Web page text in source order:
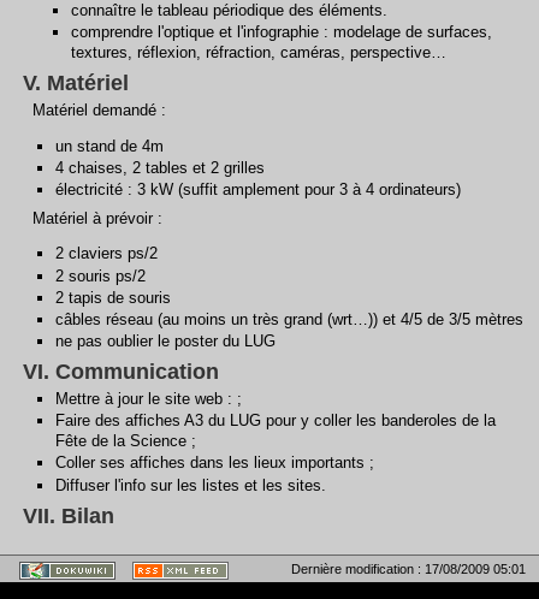
connaître le tableau périodique des éléments.
comprendre l'optique et l'infographie : modelage de surfaces,
textures, réflexion, réfraction, caméras, perspective…
V. Matériel
Matériel demandé :
un stand de 4m
4 chaises, 2 tables et 2 grilles
électricité : 3 kW (suffit amplement pour 3 à 4 ordinateurs)
Matériel à prévoir :
2 claviers ps/2
2 souris ps/2
2 tapis de souris
câbles réseau (au moins un très grand (wrt…)) et 4/5 de 3/5 mètres
ne pas oublier le poster du LUG
VI. Communication
Mettre à jour le site web : ;
Faire des affiches A3 du LUG pour y coller les banderoles de la
Fête de la Science ;
Coller ses affiches dans les lieux importants ;
Diffuser l'info sur les listes et les sites.
VII. Bilan
Dernière modification : 17/08/2009 05:01